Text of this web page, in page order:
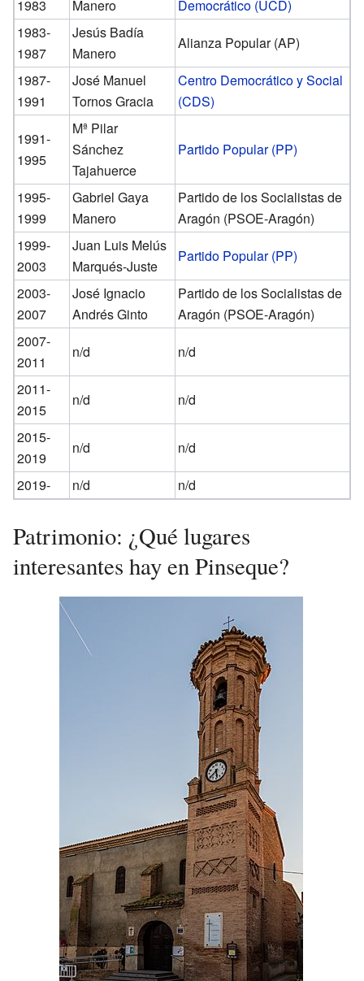
1983 Manero
Democrático (UCD)
1983-
1987
Jesús Badía
Manero
Alianza Popular (AP)
1987-
1991
José Manuel
Tornos Gracia
Centro Democrático y Social
(CDS)
1991-
1995
Mª Pilar
Sánchez
Tajahuerce
Partido Popular (PP)
1995-
1999
Gabriel Gaya
Manero
Partido de los Socialistas de
Aragón (PSOE-Aragón)
1999-
2003
Juan Luis Melús
Marqués-Juste
Partido Popular (PP)
2003-
2007
José Ignacio
Andrés Ginto
Partido de los Socialistas de
Aragón (PSOE-Aragón)
2007-
2011
n/d
n/d
2011-
2015
n/d
n/d
2015-
2019
n/d
n/d
2019-
n/d n/d
Patrimonio: ¿Qué lugares
interesantes hay en Pinseque?